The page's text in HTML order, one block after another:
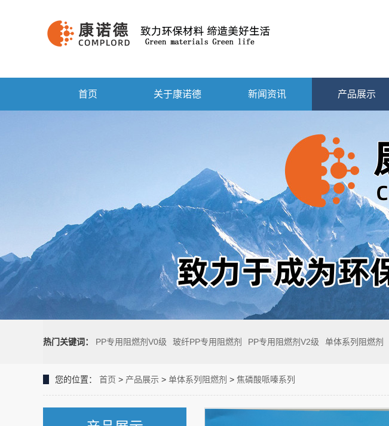
首页 关于康诺德 新闻资讯 产品展示
热门关键词： PP专用阻燃剂V0级 玻纤PP专用阻燃剂 PP专用阻燃剂V2级 单体系列阻燃剂
您的位置： 首页 > 产品展示 > 单体系列阻燃剂 > 焦磷酸哌嗪系列